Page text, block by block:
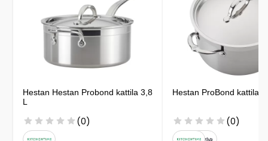
Hestan Hestan Probond kattila 3,8
L
(0)
Hestan ProBond kattila
(0)